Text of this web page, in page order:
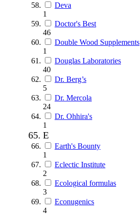
Deva
1
Doctor's Best
46
Double Wood Supplements
1
Douglas Laboratories
40
Dr. Berg’s
5
Dr. Mercola
24
Dr. Ohhira's
1
E
Earth's Bounty
1
Eclectic Institute
2
Ecological formulas
3
Econugenics
4